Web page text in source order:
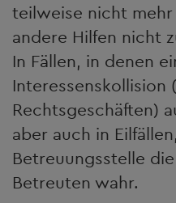
teilweise nicht
andere Hilfen nicht
In Fällen, in denen
Interessenskollision
Rechtsgeschäften)
aber auch in
Betreuungsstelle
Betreuten wahr.